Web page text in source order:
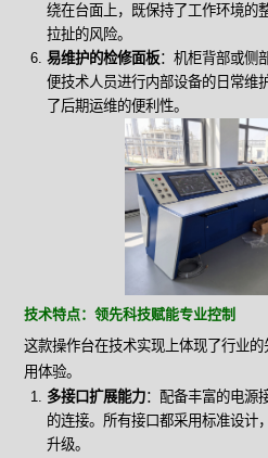
绕在台面上，既保持了工作环境的
拉扯的风险。
易维护的检修面板：机柜背部或侧
便技术人员进行内部设备的日常维
了后期运维的便利性。
技术特点：领先科技赋能专业控制
这款操作台在技术实现上体现了行业
用体验。
多接口扩展能力：配备丰富的电源
的连接。所有接口都采用标准设计
升级。